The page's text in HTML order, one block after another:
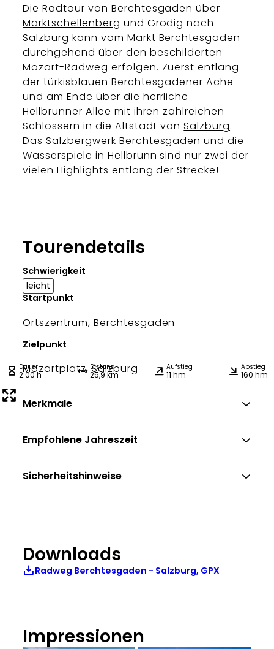
Die Radtour von Berchtesgaden über
Marktschellenberg und Grödig nach
Salzburg kann vom Markt Berchtesgaden
durchgehend über den beschilderten
Mozart-Radweg erfolgen. Zuerst entlang
der türkisblauen Berchtesgadener Ache
und am Ende über die herrliche
Hellbrunner Allee mit ihren zahlreichen
Schlössern in die Altstadt vonSalzburg.
Das Salzbergwerk Berchtesgaden und die
Wasserspiele in Hellbrunn sind nur zwei der
vielen Highlights entlang der Strecke!
Tourendetails
Schwierigkeit
leicht
Startpunkt
Ortszentrum, Berchtesgaden
Zielpunkt
Mozartplatz, Salzburg
Dauer
2:00 h
Distanz
25,9 km
Aufstieg
11 hm
Abstieg
160 hm
Merkmale
Empfohlene Jahreszeit
Sicherheitshinweise
Downloads
Radweg Berchtesgaden - Salzburg, GPX
Impressionen